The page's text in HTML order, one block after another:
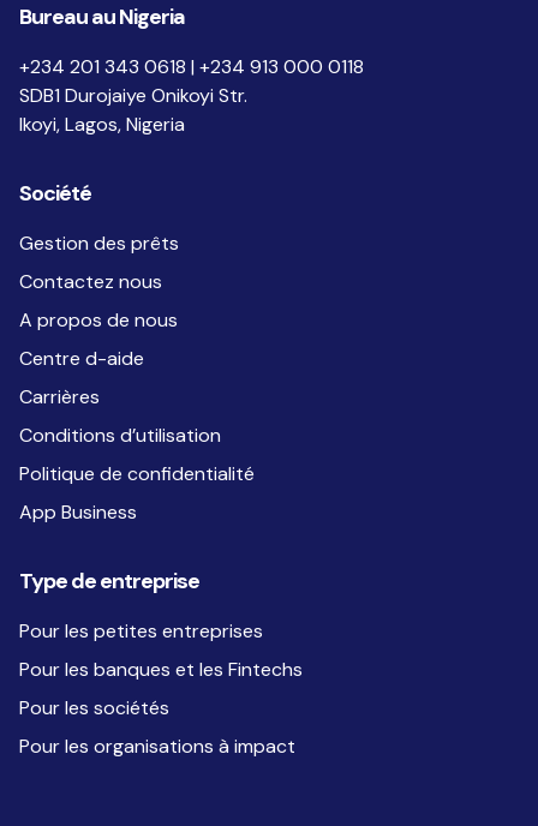
Bureau au Nigeria
+234 201 343 0618 | +234 913 000 0118
SDB1 Durojaiye Onikoyi Str.
Ikoyi, Lagos, Nigeria
Société
Gestion des prêts
Contactez nous
A propos de nous
Centre d-aide
Carrières
Conditions d’utilisation
Politique de confidentialité
App Business
Type de entreprise
Pour les petites entreprises
Pour les banques et les Fintechs
Pour les sociétés
Pour les organisations à impact